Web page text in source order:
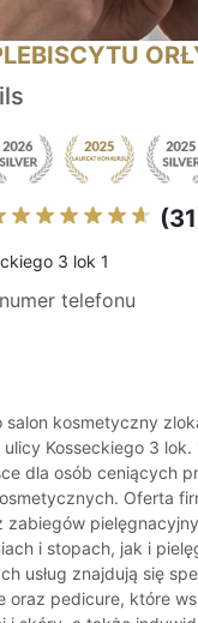
3 lok 1
telefonu
salon kosmetyczny
Kosseckiego 3
dla osób ceniących
Oferta
zabiegów
i stopach, jak i
usług znajdują się
oraz pedicure, które